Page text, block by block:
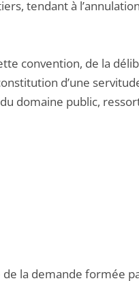
tendant à
convention, de la
d’une
domaine public,
la demande formée